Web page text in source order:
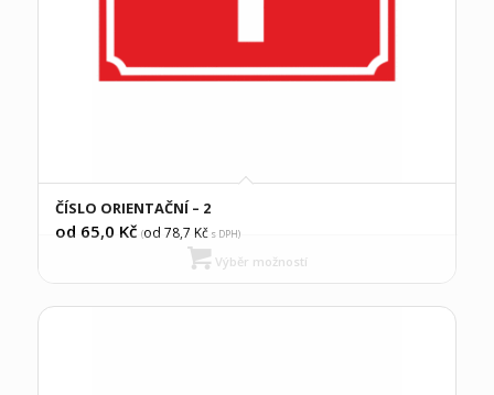
ČÍSLO ORIENTAČNÍ – 2
od 65,0 Kč (od 78,7 Kčs DPH)
Výběr možností